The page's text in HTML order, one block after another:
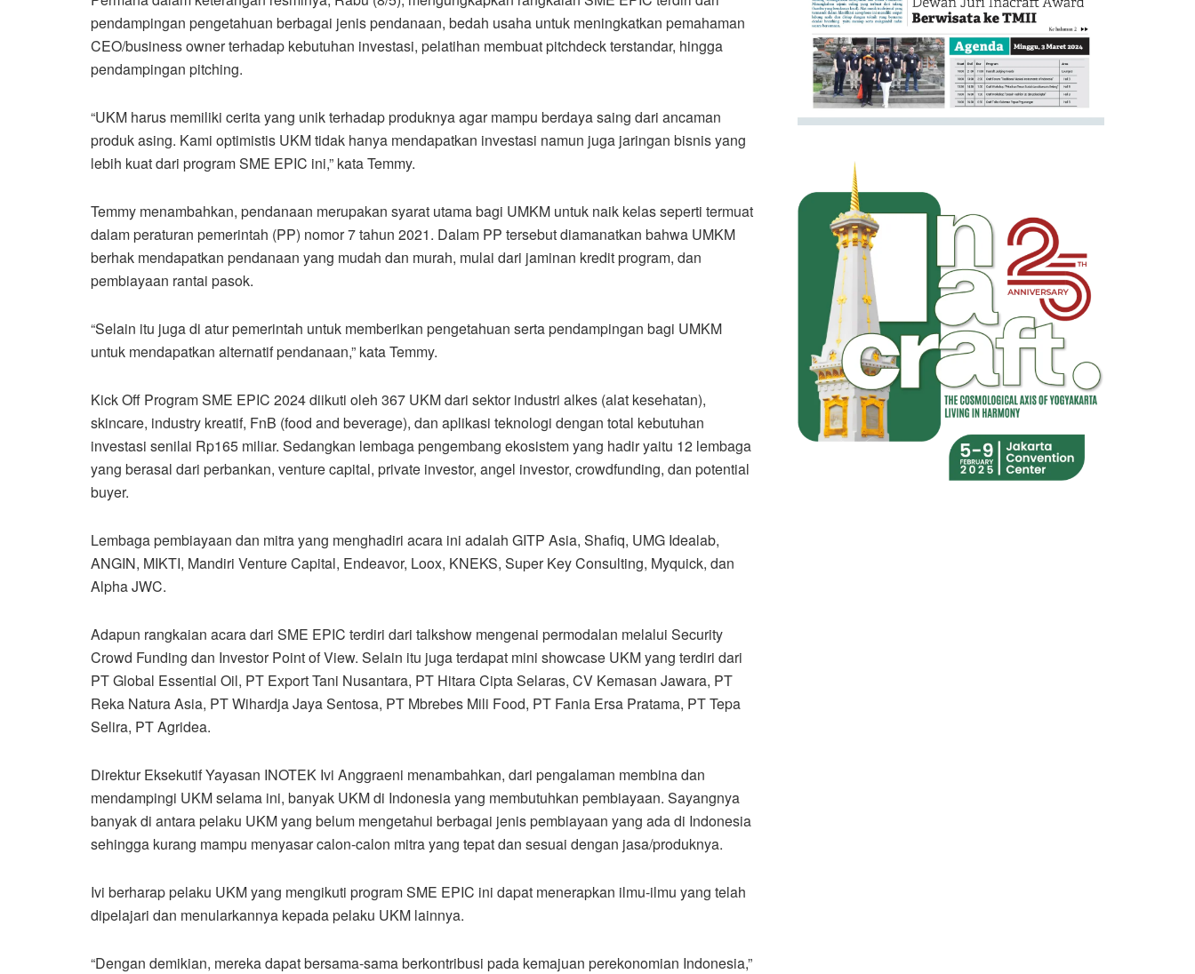
pendampingan pengetahuan berbagai jenis pendanaan, bedah usaha untuk meningkatkan pemahaman
CEO/business owner terhadap kebutuhan investasi, pelatihan membuat pitchdeck terstandar, hingga
pendampingan pitching.
“UKM harus memiliki cerita yang unik terhadap produknya agar mampu berdaya saing dari ancaman
produk asing. Kami optimistis UKM tidak hanya mendapatkan investasi namun juga jaringan bisnis yang
lebih kuat dari program SME EPIC ini,” kata Temmy.
Temmy menambahkan, pendanaan merupakan syarat utama bagi UMKM untuk naik kelas seperti termuat
dalam peraturan pemerintah (PP) nomor 7 tahun 2021. Dalam PP tersebut diamanatkan bahwa UMKM
berhak mendapatkan pendanaan yang mudah dan murah, mulai dari jaminan kredit program, dan
pembiayaan rantai pasok.
“Selain itu juga di atur pemerintah untuk memberikan pengetahuan serta pendampingan bagi UMKM
untuk mendapatkan alternatif pendanaan,” kata Temmy.
Kick Off Program SME EPIC 2024 diikuti oleh 367 UKM dari sektor industri alkes (alat kesehatan),
skincare, industry kreatif, FnB (food and beverage), dan aplikasi teknologi dengan total kebutuhan
investasi senilai Rp165 miliar. Sedangkan lembaga pengembang ekosistem yang hadir yaitu 12 lembaga
yang berasal dari perbankan, venture capital, private investor, angel investor, crowdfunding, dan potential
buyer.
Lembaga pembiayaan dan mitra yang menghadiri acara ini adalah GITP Asia, Shafiq, UMG Idealab,
ANGIN, MIKTI, Mandiri Venture Capital, Endeavor, Loox, KNEKS, Super Key Consulting, Myquick, dan
Alpha JWC.
Adapun rangkaian acara dari SME EPIC terdiri dari talkshow mengenai permodalan melalui Security
Crowd Funding dan Investor Point of View. Selain itu juga terdapat mini showcase UKM yang terdiri dari
PT Global Essential Oil, PT Export Tani Nusantara, PT Hitara Cipta Selaras, CV Kemasan Jawara, PT
Reka Natura Asia, PT Wihardja Jaya Sentosa, PT Mbrebes Mili Food, PT Fania Ersa Pratama, PT Tepa
Selira, PT Agridea.
Direktur Eksekutif Yayasan INOTEK Ivi Anggraeni menambahkan, dari pengalaman membina dan
mendampingi UKM selama ini, banyak UKM di Indonesia yang membutuhkan pembiayaan. Sayangnya
banyak di antara pelaku UKM yang belum mengetahui berbagai jenis pembiayaan yang ada di Indonesia
sehingga kurang mampu menyasar calon-calon mitra yang tepat dan sesuai dengan jasa/produknya.
Ivi berharap pelaku UKM yang mengikuti program SME EPIC ini dapat menerapkan ilmu-ilmu yang telah
dipelajari dan menularkannya kepada pelaku UKM lainnya.
“Dengan demikian, mereka dapat bersama-sama berkontribusi pada kemajuan perekonomian Indonesia,”